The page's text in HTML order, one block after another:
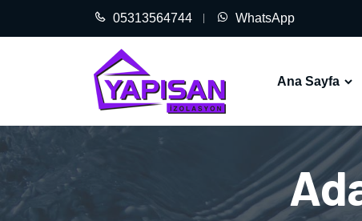
05313564744 WhatsApp
Ana Sayfa